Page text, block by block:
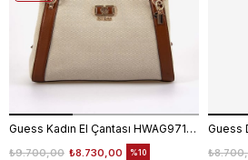
Guess Kadın El Çantası HWAG9719070
₺8.730,00
₺9.700,00 %10